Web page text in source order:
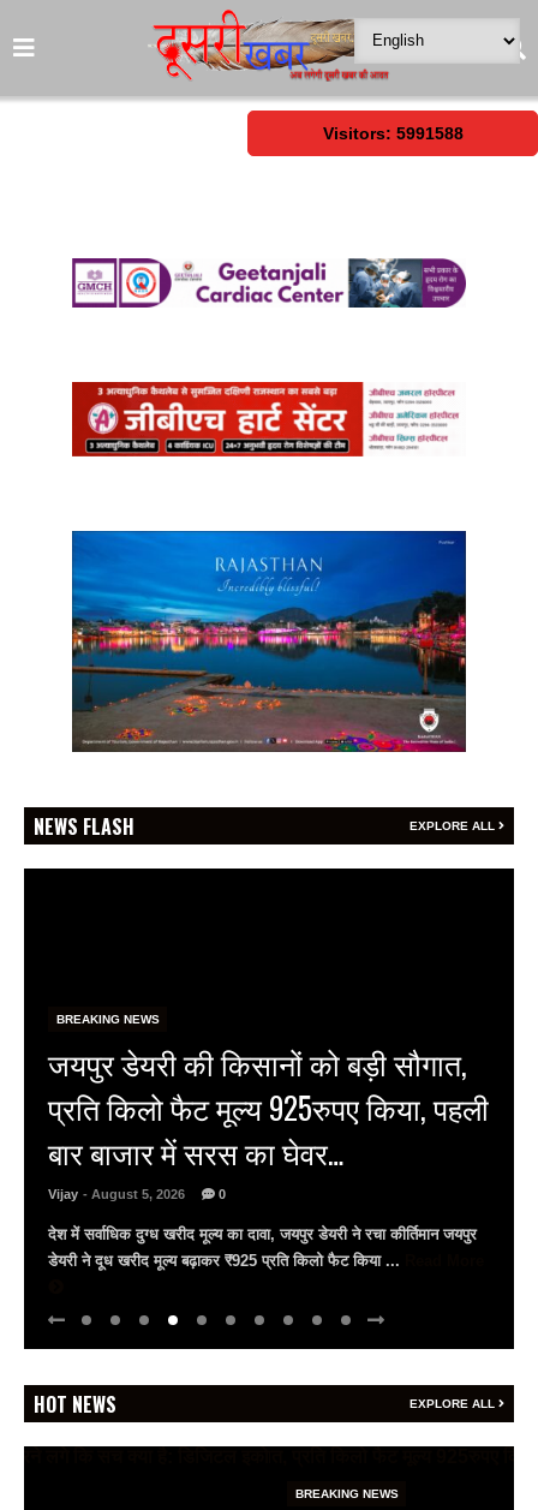
Visitors: 5991588
NEWS FLASH EXPLORE ALL
BREAKING NEWS
फेफड़ों के कैंसर की समय पर पहचान ही
बचा सकती है जान, उदयपुर में विशेष सत्र
आयोजित
Vijay - August 5, 2026 0
गीतांजलि मेडिकल कॉलेज में विशेषज्ञों ने दी आधुनिक सर्जरी की जानकारी
गीतांजलि मेडिकल कॉलेज एंड हॉस्पिटल में फेफड़ों के कैंसर पर जागरूकता सत्र
HOT NEWS EXPLORE ALL
BREAKING NEWS